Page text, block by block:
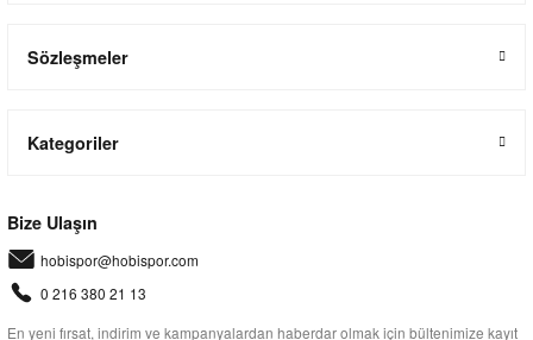
Sözleşmeler
Kategoriler
Bize Ulaşın
hobispor@hobispor.com
0 216 380 21 13
En yeni fırsat, indirim ve kampanyalardan haberdar olmak için bültenimize kayıt